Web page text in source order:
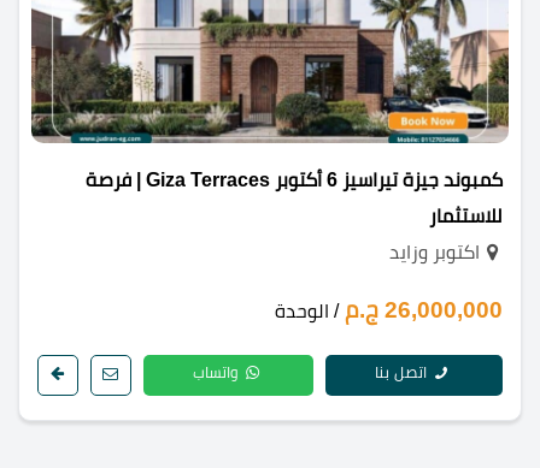
كمبوند جيزة تيراسيز 6 أكتوبر Giza Terraces | فرصة
للاستثمار
اكتوبر وزايد
26,000,000 ج.م / الوحدة
اتصل بنا واتساب